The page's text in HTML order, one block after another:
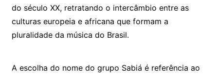
do século XX, retratando o intercâmbio entre as
culturas europeia e africana que formam a
pluralidade da música do Brasil.
A escolha do nome do grupo Sabiá é referência ao